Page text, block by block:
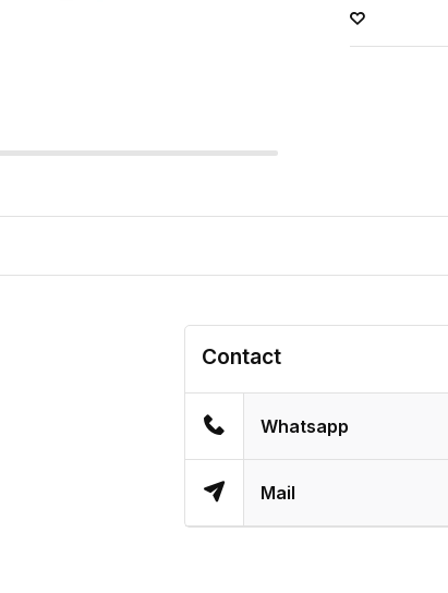
Contact
Whatsapp
Mail